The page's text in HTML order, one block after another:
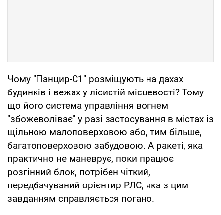
Чому "Панцир-С1" розміщують на дахах
будинків і вежах у лісистій місцевості? Тому
що його система управління вогнем
"збожеволіває" у разі застосування в містах із
щільною малоповерховою або, тим більше,
багатоповерховою забудовою. А ракеті, яка
практично не маневрує, поки працює
розгінний блок, потрібен чіткий,
передбачуваний орієнтир РЛС, яка з цим
завданням справляється погано.